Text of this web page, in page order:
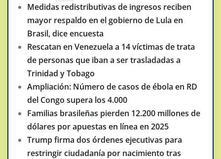
Medidas redistributivas de ingresos reciben
mayor respaldo en el gobierno de Lula en
Brasil, dice encuesta
Rescatan en Venezuela a 14 víctimas de trata
de personas que iban a ser trasladadas a
Trinidad y Tobago
Ampliación: Número de casos de ébola en RD
del Congo supera los 4.000
Familias brasileñas pierden 12.200 millones de
dólares por apuestas en línea en 2025
Trump firma dos órdenes ejecutivas para
restringir ciudadanía por nacimiento tras